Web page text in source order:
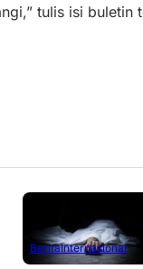
tulis isi buletin
BeritaInternasional